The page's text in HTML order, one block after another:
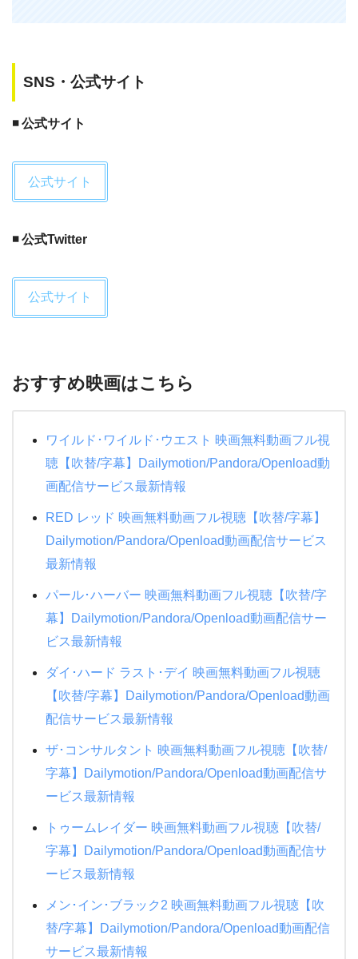
「バリー・シール アメリカをはめた
ーズだよ、この位の悪事は見逃してやれ
pic.twitter.com/vUb3rXYWpL
SNS・公式サイト
◾️ 公式サイト
公式サイト
◾️ 公式Twitter
公式サイト
おすすめ映画はこちら
ワイルド･ワイルド･ウエスト 映画無料動画フル視
聴【吹替/字幕】Dailymotion/Pandora/Openload動
画配信サービス最新情報
RED レッド 映画無料動画フル視聴【吹替/字幕】
Dailymotion/Pandora/Openload動画配信サービス
最新情報
パール･ハーバー 映画無料動画フル視聴【吹替/字
幕】Dailymotion/Pandora/Openload動画配信サー
ビス最新情報
ダイ･ハード ラスト･デイ 映画無料動画フル視聴
【吹替/字幕】Dailymotion/Pandora/Openload動画
配信サービス最新情報
ザ･コンサルタント 映画無料動画フル視聴【吹替/
字幕】Dailymotion/Pandora/Openload動画配信サ
ービス最新情報
トゥームレイダー 映画無料動画フル視聴【吹替/
字幕】Dailymotion/Pandora/Openload動画配信サ
ービス最新情報
メン･イン･ブラック2 映画無料動画フル視聴【吹
替/字幕】Dailymotion/Pandora/Openload動画配信
サービス最新情報